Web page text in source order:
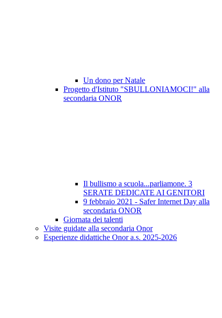
Un dono per Natale
Progetto d'Istituto "SBULLONIAMOCI!" alla
secondaria ONOR
Il bullismo a scuola...parliamone. 3
SERATE DEDICATE AI GENITORI
9 febbraio 2021 - Safer Internet Day alla
secondaria ONOR
Giornata dei talenti
Visite guidate alla secondaria Onor
Esperienze didattiche Onor a.s. 2025-2026